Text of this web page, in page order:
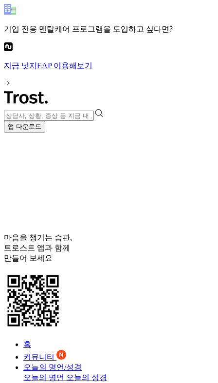
기업 전용 멘탈케어 프로그램을 도입하고 싶다면?
지금 넛지EAP이용해보기
앱 다운로드
마음을 챙기는 습관,
트로스트 앱과 함께
만들어 보세요
홈
커뮤니티
오늘의 명언/성경
오늘의 명언 오늘의 성경